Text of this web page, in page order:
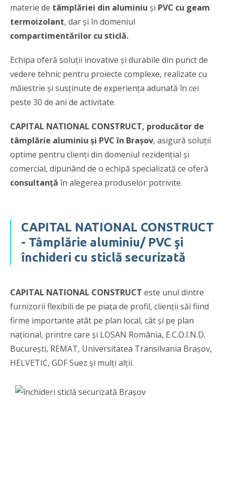
materie de tâmplăriei din aluminiu şi PVC cu geam
termoizolant, dar şi în domeniul
compartimentărilor cu sticlă.
Echipa oferă soluții inovative și durabile din punct de
vedere tehnic pentru proiecte complexe, realizate cu
măiestrie și susținute de experiența adunată în cei
peste 30 de ani de activitate.
CAPITAL NATIONAL CONSTRUCT, producător de
tâmplărie aluminiu şi PVC în Braşov, asigură soluţii
optime pentru clienţi din domeniul rezidenţial şi
comercial, dipunând de o echipă specializată ce oferă
consultanţă în alegerea produselor potrivite.
CAPITAL NATIONAL CONSTRUCT
- Tâmplărie aluminiu/ PVC şi
închideri cu sticlă securizată
CAPITAL NATIONAL CONSTRUCT este unul dintre
furnizorii flexibili de pe piața de profil, clienții săi fiind
firme importante atât pe plan local, cât și pe plan
național, printre care și LOSAN România, E.C.O.I.N.D.
București, REMAT, Universitatea Transilvania Brașov,
HELVETIC, GDF Suez și mulți alții.